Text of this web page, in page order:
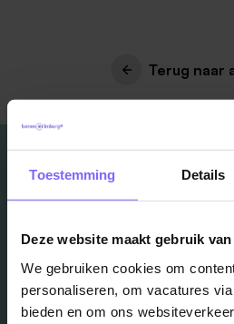
Toestemming Details
Deze website maakt gebruik
We gebruiken cookies om
personaliseren, om vacatures
bieden en om ons
Terug naar
in je